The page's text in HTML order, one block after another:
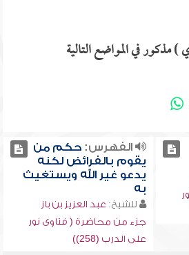
في المواضع التالية
الفهرس:حكم من
يقوم بالفرائض لكنه
يدعو غير الله ويستغيث
به
للشيخ: عبد العزيز بن باز
جزء من محاضرة ( فتاوى نور
على الدرب (258))